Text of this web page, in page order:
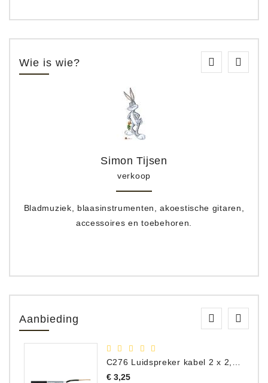
Wie is wie?
Simon Tijsen
verkoop
Bladmuziek, blaasinstrumenten, akoestische gitaren,
accessoires en toebehoren.
Aanbieding
C276 Luidspreker kabel 2 x 2,50 mm² (per meter)
€ 3,25Prijs